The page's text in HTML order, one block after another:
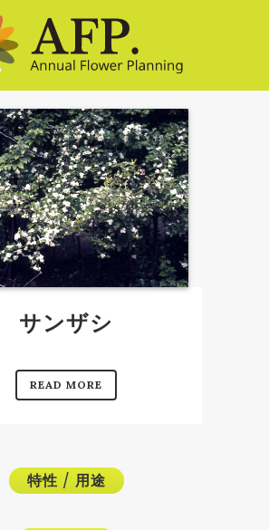
サンザシ
READ MORE
特性/ 用途